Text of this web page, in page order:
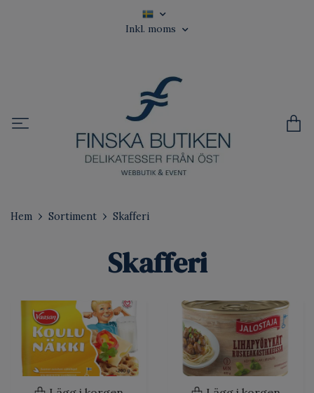
Inkl. moms
Hem Sortiment Skafferi
Skafferi